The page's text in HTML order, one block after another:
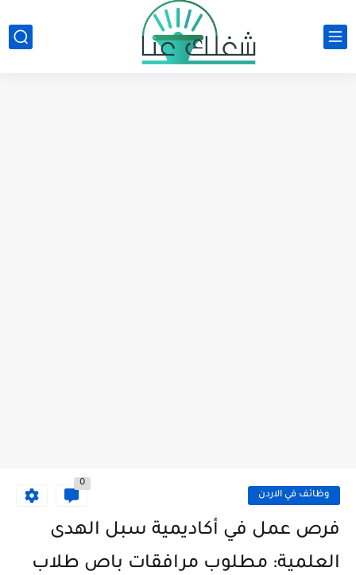
وظائف في الاردن
0
فرص عمل في أكاديمية سبل الهدى
العلمية: مطلوب مرافقات باص طلاب